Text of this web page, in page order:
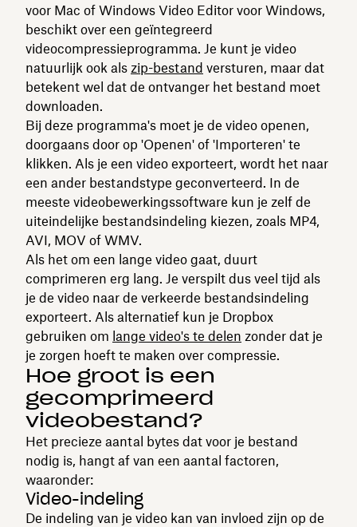
voor Mac of Windows Video Editor voor Windows,
beschikt over een geïntegreerd
videocompressieprogramma. Je kunt je video
natuurlijk ook als zip-bestand versturen, maar dat
betekent wel dat de ontvanger het bestand moet
downloaden.
Bij deze programma's moet je de video openen,
doorgaans door op 'Openen' of 'Importeren' te
klikken. Als je een video exporteert, wordt het naar
een ander bestandstype geconverteerd. In de
meeste videobewerkingssoftware kun je zelf de
uiteindelijke bestandsindeling kiezen, zoals MP4,
AVI, MOV of WMV.
Als het om een lange video gaat, duurt
comprimeren erg lang. Je verspilt dus veel tijd als
je de video naar de verkeerde bestandsindeling
exporteert. Als alternatief kun je Dropbox
gebruiken om lange video's te delen zonder dat je
je zorgen hoeft te maken over compressie.
Hoe groot is een
gecomprimeerd
videobestand?
Het precieze aantal bytes dat voor je bestand
nodig is, hangt af van een aantal factoren,
waaronder:
Video-indeling
De indeling van je video kan van invloed zijn op de